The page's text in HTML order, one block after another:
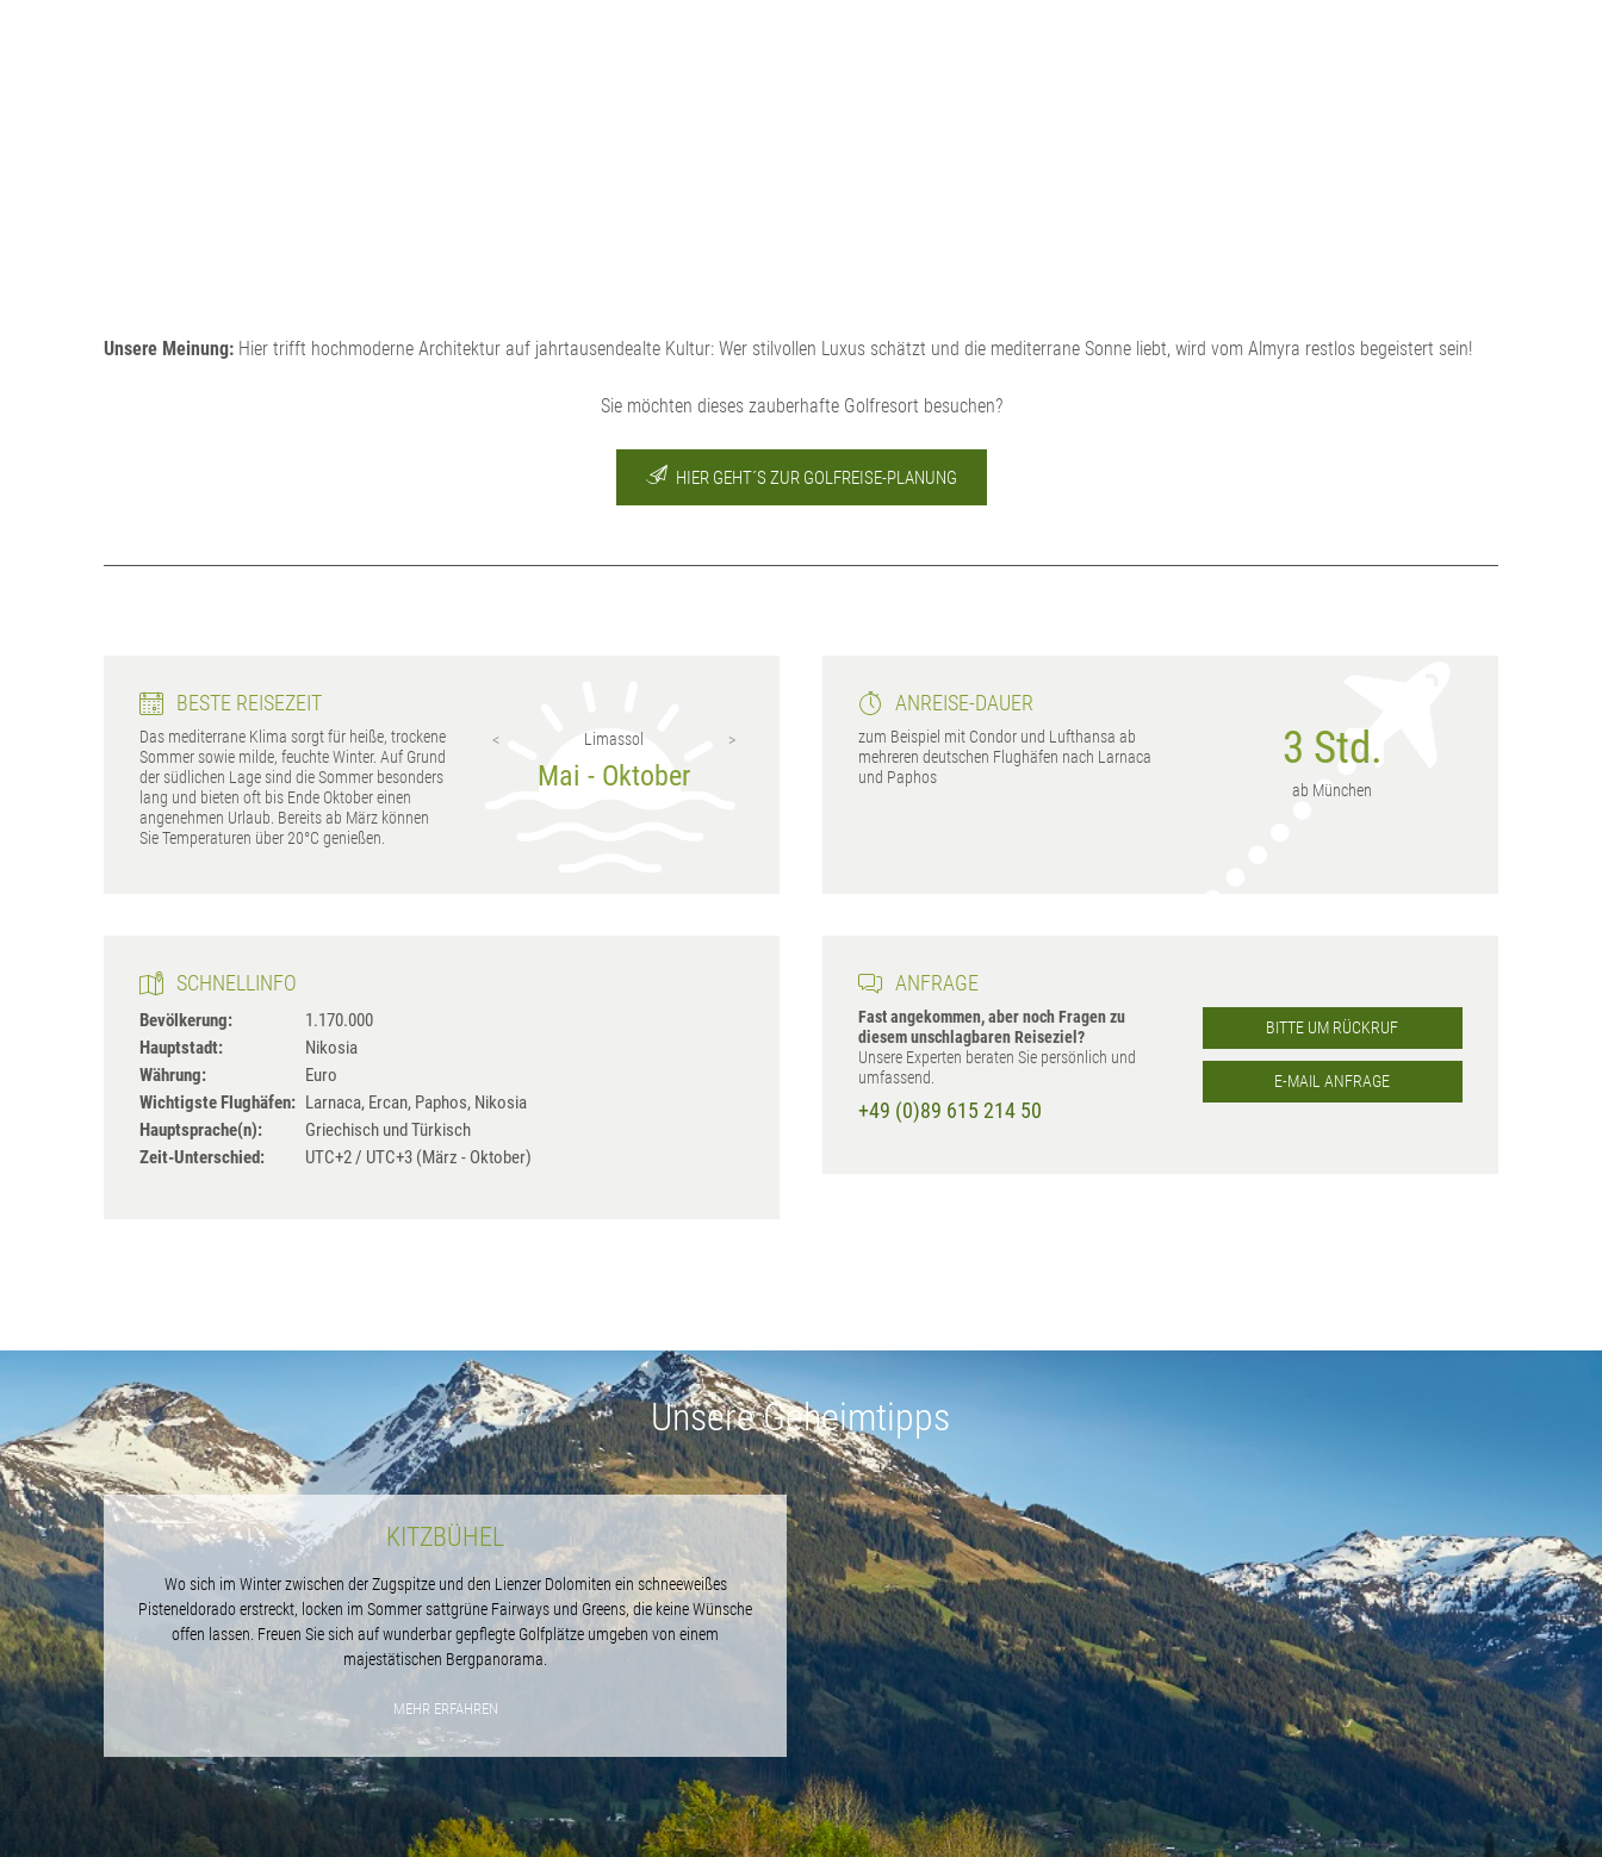
Unsere Meinung: Hier trifft hochmoderne Architektur auf jahrtausendealte Kultur: Wer stilvollen Luxus schätzt und die mediterrane Sonne liebt, wird vom Almyra restlos begeistert sein!
Sie möchten dieses zauberhafte Golfresort besuchen?
HIER GEHT´S ZUR GOLFREISE-PLANUNG
BESTE REISEZEIT
Das mediterrane Klima sorgt für heiße, trockene
Sommer sowie milde, feuchte Winter. Auf Grund
der südlichen Lage sind die Sommer besonders
lang und bieten oft bis Ende Oktober einen
angenehmen Urlaub. Bereits ab März können
Sie Temperaturen über 20°C genießen.
Mai - Oktober
Nikosia
Mai - Oktober
Limassol
Mai - Oktober
Nikosia
Mai - Oktober
ANREISE-DAUER
zum Beispiel mit Condor und Lufthansa ab
mehreren deutschen Flughäfen nach Larnaca
und Paphos
3 Std.
ab München
SCHNELLINFO
Bevölkerung:
1.170.000
Hauptstadt:
Nikosia
Währung:
Euro
Wichtigste Flughäfen: Larnaca, Ercan, Paphos, Nikosia
Hauptsprache(n):
Griechisch und Türkisch
Zeit-Unterschied:
UTC+2 / UTC+3 (März - Oktober)
ANFRAGE
Fast angekommen, aber noch Fragen zu
diesem unschlagbaren Reiseziel?
Unsere Experten beraten Sie persönlich und
umfassend.
+49 (0)89 615 214 50
BITTE UM RÜCKRUF
E-MAIL ANFRAGE
KITZBÜHEL
Wo sich im Winter zwischen der Zugspitze und den Lienzer Dolomiten ein schneeweißes
Pisteneldorado erstreckt, locken im Sommer sattgrüne Fairways und Greens, die keine Wünsche
offen lassen. Freuen Sie sich auf wunderbar gepflegte Golfplätze umgeben von einem
majestätischen Bergpanorama.
MEHR ERFAHREN
Unsere Geheimtipps